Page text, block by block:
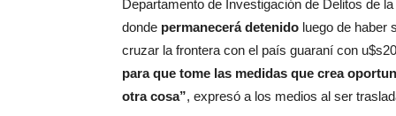
Departamento de Investigación de Delitos de
donde permanecerá detenido luego de haber
cruzar la frontera con el país guaraní con
para que tome las medidas que crea
otra cosa”, expresó a los medios al ser